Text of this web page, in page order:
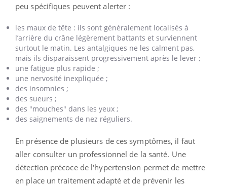
peu spécifiques peuvent alerter :
les maux de tête : ils sont généralement localisés à
l’arrière du crâne légèrement battants et surviennent
surtout le matin. Les antalgiques ne les calment pas,
mais ils disparaissent progressivement après le lever ;
une fatigue plus rapide ;
une nervosité inexpliquée ;
des insomnies ;
des sueurs ;
des "mouches" dans les yeux ;
des saignements de nez réguliers.
En présence de plusieurs de ces symptômes, il faut
aller consulter un professionnel de la santé. Une
détection précoce de l'hypertension permet de mettre
en place un traitement adapté et de prévenir les